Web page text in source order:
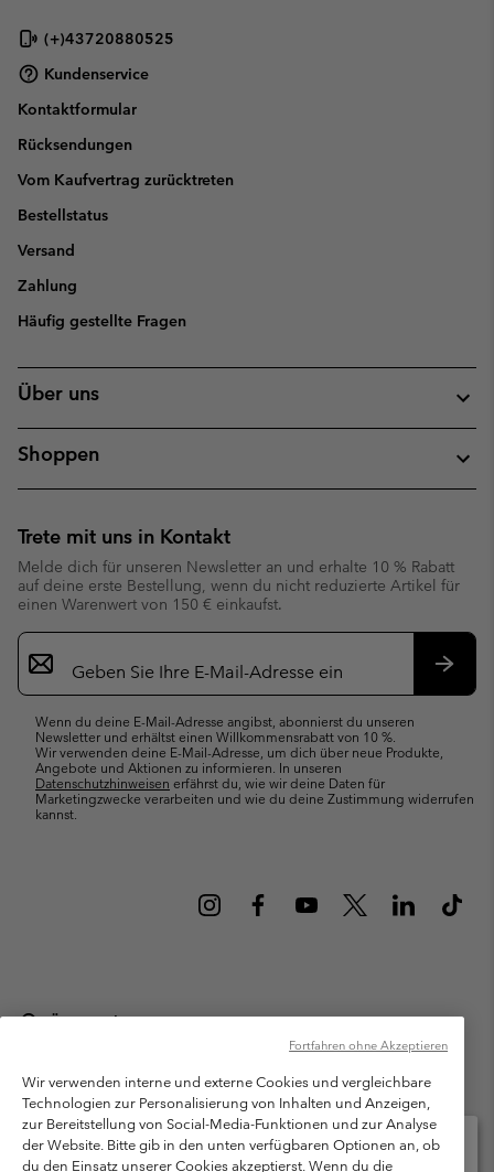
(+)43720880525
Kundenservice
Kontaktformular
Rücksendungen
Vom Kaufvertrag zurücktreten
Bestellstatus
Versand
Zahlung
Häufig gestellte Fragen
Über uns
Shoppen
Trete mit uns in Kontakt
Melde dich für unseren Newsletter an und erhalte 10 % Rabatt
auf deine erste Bestellung, wenn du nicht reduzierte Artikel für
einen Warenwert von 150 € einkaufst.
Newsletter-
Anmeldung
Wenn du deine E-Mail-Adresse angibst, abonnierst du unseren
Newsletter und erhältst einen Willkommensrabatt von 10 %.
Wir verwenden deine E-Mail-Adresse, um dich über neue Produkte,
Angebote und Aktionen zu informieren. In unseren
Datenschutzhinweisen erfährst du, wie wir deine Daten für
Marketingzwecke verarbeiten und wie du deine Zustimmung widerrufen
kannst.
Österreich
Columbia Sportswear Austria GmbH. Moosfeldstraße 1, 5101
Bergheim, Salzburg Österreich. Alle Rechte vorbehalten.
Nutzungsbedingungen
Allgemeine Verkaufsbedingungen
Garantie
Datenschutzerklärung
Wir verwenden interne und externe Cookies und vergleichbare
Technologien zur Personalisierung von Inhalten und Anzeigen,
zur Bereitstellung von Social-Media-Funktionen und zur Analyse
der Website. Bitte gib in den unten verfügbaren Optionen an, ob
du den Einsatz unserer Cookies akzeptierst. Wenn du die
Fortfahren ohne Akzeptieren